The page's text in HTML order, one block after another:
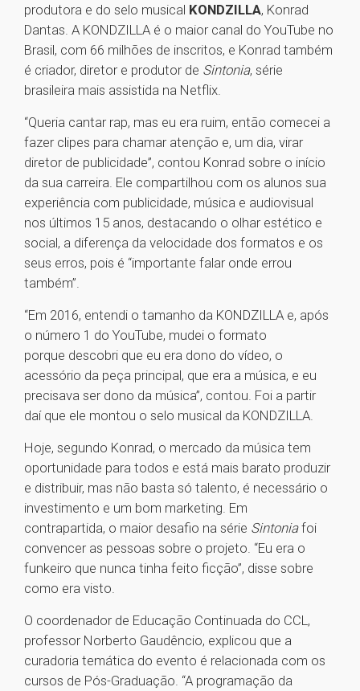
produtora e do selo musical KONDZILLA, Konrad
Dantas. A KONDZILLA é o maior canal do YouTube no
Brasil, com 66 milhões de inscritos, e Konrad também
é criador, diretor e produtor de Sintonia, série
brasileira mais assistida na Netflix.
“Queria cantar rap, mas eu era ruim, então comecei a
fazer clipes para chamar atenção e, um dia, virar
diretor de publicidade”, contou Konrad sobre o início
da sua carreira. Ele compartilhou com os alunos sua
experiência com publicidade, música e audiovisual
nos últimos 15 anos, destacando o olhar estético e
social, a diferença da velocidade dos formatos e os
seus erros, pois é “importante falar onde errou
também”.
“Em 2016, entendi o tamanho da KONDZILLA e, após
o número 1 do YouTube, mudei o formato
porque descobri que eu era dono do vídeo, o
acessório da peça principal, que era a música, e eu
precisava ser dono da música”, contou. Foi a partir
daí que ele montou o selo musical da KONDZILLA.
Hoje, segundo Konrad, o mercado da música tem
oportunidade para todos e está mais barato produzir
e distribuir, mas não basta só talento, é necessário o
investimento e um bom marketing. Em
contrapartida, o maior desafio na série Sintoniafoi
convencer as pessoas sobre o projeto. “Eu era o
funkeiro que nunca tinha feito ficção”, disse sobre
como era visto.
O coordenador de Educação Continuada do CCL,
professor Norberto Gaudêncio, explicou que a
curadoria temática do evento é relacionada com os
cursos de Pós-Graduação. “A programação da